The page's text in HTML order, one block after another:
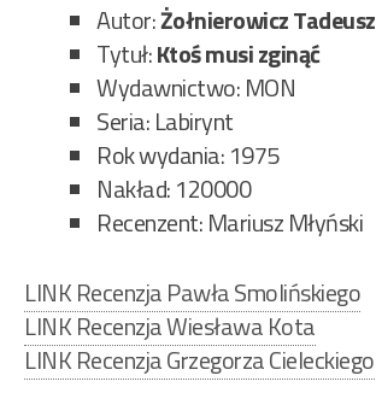
Autor:Żołnierowicz Tadeusz
Tytuł:Ktoś musi zginąć
Wydawnictwo: MON
Seria: Labirynt
Rok wydania: 1975
Nakład: 120000
Recenzent: Mariusz Młyński
LINK Recenzja Pawła Smolińskiego
LINK Recenzja Wiesława Kota
LINK Recenzja Grzegorza Cieleckiego